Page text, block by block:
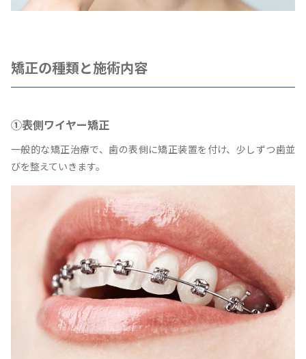
矯正の種類と施術内容
①表側ワイヤー矯正
一般的な矯正治療で、歯の表側に矯正装置を付け、少しずつ歯並
びを整えていきます。